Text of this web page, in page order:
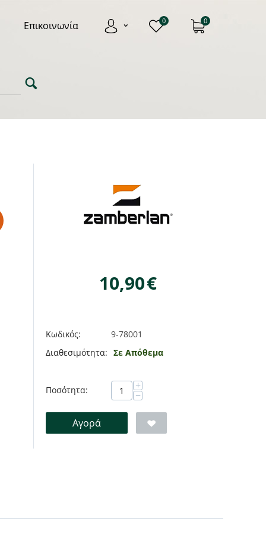
Επικοινωνία 0 0
10,90€
Κωδικός:
9-78001
Διαθεσιμότητα: Σε Απόθεμα
Ποσότητα: +
−
Αγορά